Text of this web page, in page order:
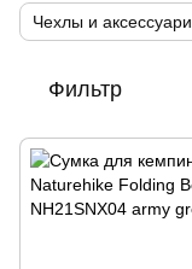
Чехлы и аксессуари
Фильтр